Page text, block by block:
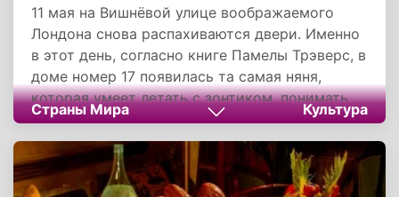
11 мая на Вишнёвой улице воображаемого
Лондона снова распахиваются двери. Именно
в этот день, согласно книге Памелы Трэверс, в
доме номер 17 появилась та самая няня,
которая умеет летать с зонтиком, понимать
язык звёзд и лечить капризы ложкой
лекарства «от радости». День ожидания Мэри
Поппинс — неофициальный, но душевный
праздник, который в 2010-х годах стихийно
Страны Мира Культура